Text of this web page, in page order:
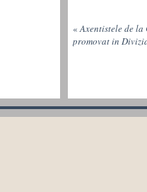
«Axentistele de la
promovat in